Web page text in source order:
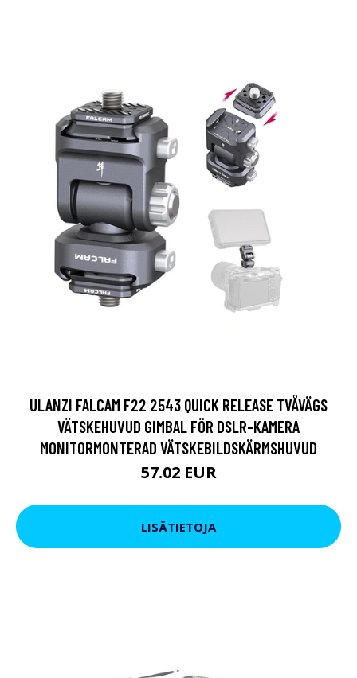
ULANZI FALCAM F22 2543 QUICK RELEASE TVÅVÄGS
VÄTSKEHUVUD GIMBAL FÖR DSLR-KAMERA
MONITORMONTERAD VÄTSKEBILDSKÄRMSHUVUD
57.02 EUR
LISÄTIETOJA